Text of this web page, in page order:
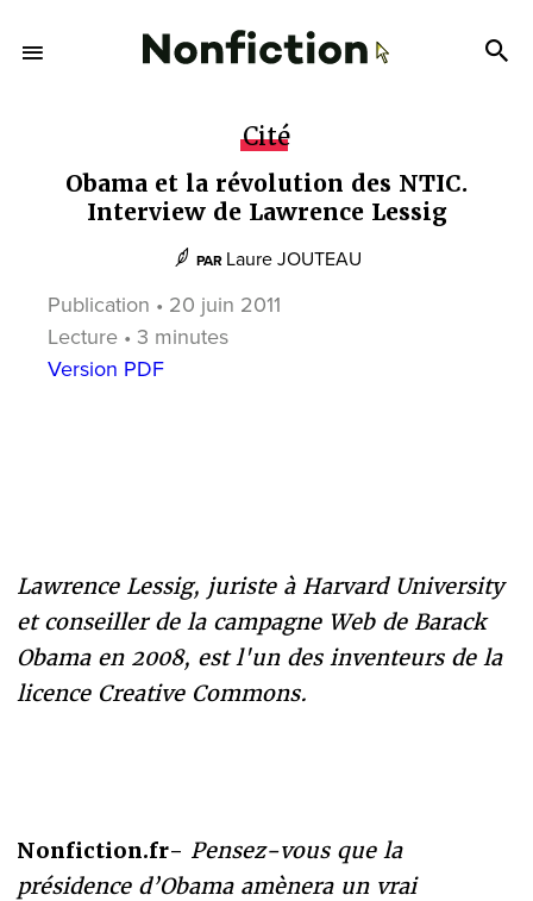
Cité
Obama et la révolution des NTIC.
Interview de Lawrence Lessig
PAR Laure JOUTEAU
Publication • 20 juin 2011
Lecture • 3 minutes
Version PDF
Lawrence Lessig, juriste à Harvard University
et conseiller de la campagne Web de Barack
Obama en 2008, est l'un des inventeurs de la
licence Creative Commons.
Nonfiction.fr- Pensez-vous que la
présidence d’Obama amènera un vrai